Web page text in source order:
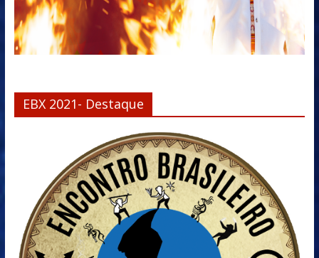
EBX 2021- Destaque